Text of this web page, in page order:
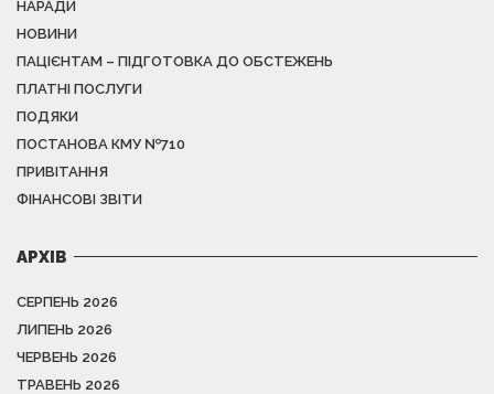
НАРАДИ
НОВИНИ
ПАЦІЄНТАМ – ПІДГОТОВКА ДО ОБСТЕЖЕНЬ
ПЛАТНІ ПОСЛУГИ
ПОДЯКИ
ПОСТАНОВА КМУ №710
ПРИВІТАННЯ
ФІНАНСОВІ ЗВІТИ
АРХІВ
СЕРПЕНЬ 2026
ЛИПЕНЬ 2026
ЧЕРВЕНЬ 2026
ТРАВЕНЬ 2026